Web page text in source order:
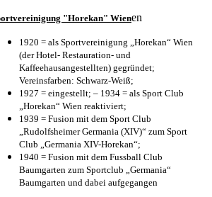
"Horekan" Wienen
1920 = als Sportvereinigung „Horekan“ Wien
(der Hotel- Restauration- und
Kaffeehausangestellten) gegründet;
Vereinsfarben: Schwarz-Weiß;
1927 = eingestellt; – 1934 = als Sport Club
„Horekan“ Wien reaktiviert;
1939 = Fusion mit dem Sport Club
„Rudolfsheimer Germania (XIV)“ zum Sport
Club „Germania XIV-Horekan“;
1940 = Fusion mit dem Fussball Club
Baumgarten zum Sportclub „Germania“
Baumgarten und dabei aufgegangen